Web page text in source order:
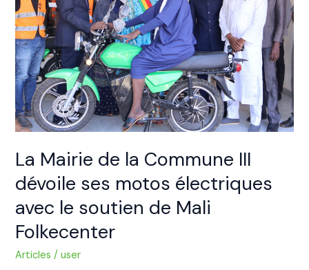
La Mairie de la Commune III
dévoile ses motos électriques
avec le soutien de Mali
Folkecenter
Articles /user
Commune
III
dévoile
ses
motos
électriques
avec
le
de
Mali
Folkecenter